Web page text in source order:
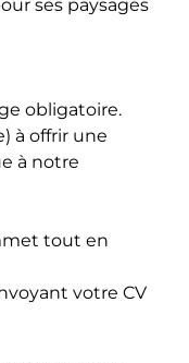
ses paysages
obligatoire.
à offrir une
à notre
tout en
votre CV